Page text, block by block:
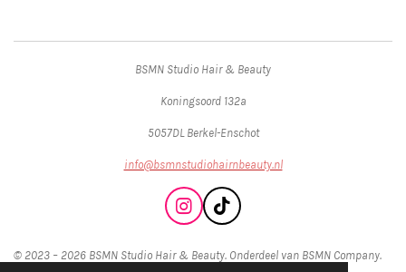
BSMN Studio Hair & Beauty
Koningsoord 132a
5057DL Berkel-Enschot
info@bsmnstudiohairnbeauty.nl
I
n
s
t
T
i
T
© 2023 – 2026 BSMN Studio Hair & Beauty. Onderdeel van BSMN Company.